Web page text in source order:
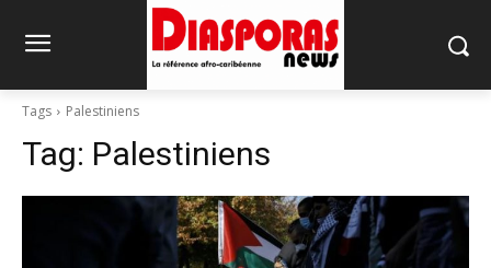
Tags Palestiniens
Tag: Palestiniens